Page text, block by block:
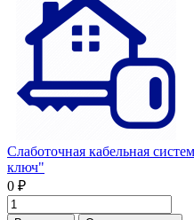
Слаботочная кабельная
ключ"
0 ₽